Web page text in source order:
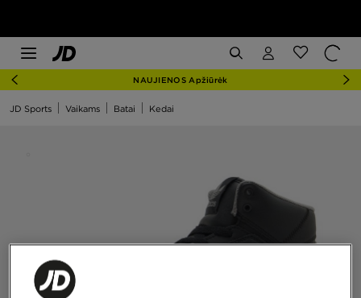
NAUJIENOS Apžiūrėk
JD Sports Vaikams Batai Kedai